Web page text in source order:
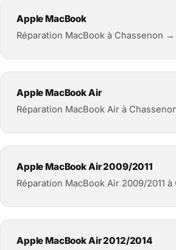
Apple MacBook
Réparation MacBook à Chassenon →
Apple MacBook Air
Réparation MacBook Air à
Apple MacBook Air 2009/2011
Réparation MacBook Air 2009/2011
Apple MacBook Air 2012/2014